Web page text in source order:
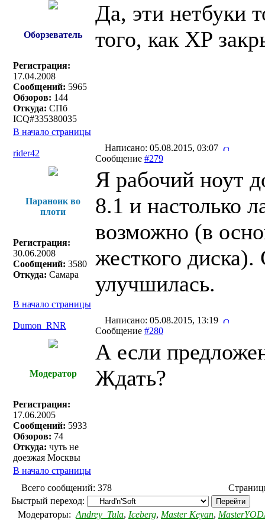
Оборзеватель
Регистрация:
17.04.2008
Сообщений: 5965
Обзоров: 144
Откуда: СПб
ICQ#335380035
Да, эти нетбуки
того, как XP
В начало страницы
rider42
Написано: 05.08.2015, 03:07
Сообщение #279
Параноик во
плоти
Регистрация:
30.06.2008
Сообщений: 3580
Откуда: Самара
Я рабочий ноут
8.1 и настолько
возможно (в
жесткого
улучшилась.
В начало страницы
Dumon_RNR
Написано: 05.08.2015, 13:19
Сообщение #280
Модератор
Регистрация:
17.06.2005
Сообщений: 5933
Обзоров: 74
Откуда: чуть не
доезжая Москвы
А если
Ждать?
В начало страницы
Всего сообщений: 378
Быстрый переход:
Модераторы: Andrey_Tula, Iceberg, Master Keyan,